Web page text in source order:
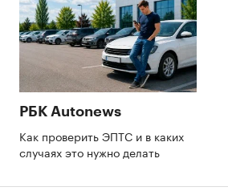
РБК Autonews
Как проверить ЭПТС и в каких
случаях это нужно делать